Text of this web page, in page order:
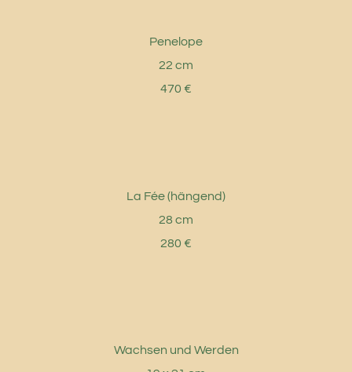
Penelope
22 cm
470 €
La Fée (hängend)
28 cm
280 €
Wachsen und Werden